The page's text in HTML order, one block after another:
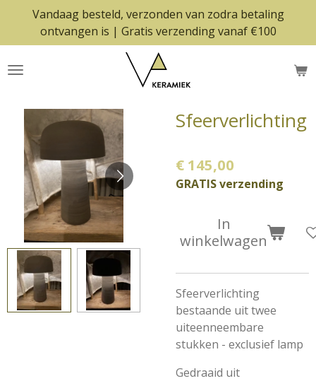
naar
de
Vandaag besteld, verzonden van zodra betaling
ontvangen is | Gratis verzending vanaf €100
Sfeerverlichting
€ 145,00
GRATIS verzending
In
winkelwagen
Sfeerverlichting
bestaande uit twee
uiteenneembare
stukken - exclusief lamp
Gedraaid uit